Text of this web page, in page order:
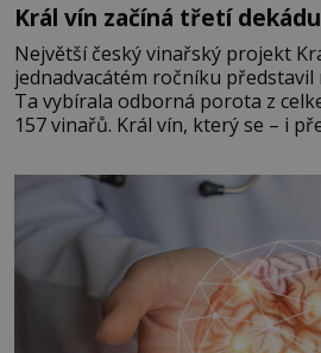
Král vín začíná třetí dekádu
Největší český vinařský projekt
jednadvacátém ročníku představil
Ta vybírala odborná porota z
157 vinařů. Král vín, který se – i